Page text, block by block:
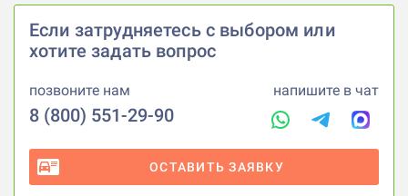
Если затрудняетесь с выбором или
хотите задать вопрос
позвоните нам
8 (800) 551-29-90
напишите в чат
ОСТАВИТЬ ЗАЯВКУ